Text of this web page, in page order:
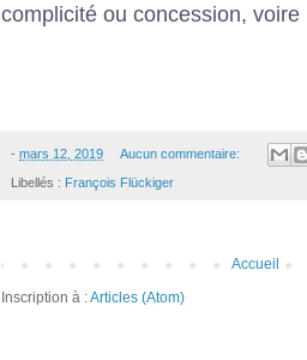
complicité ou concession,
- mars 12, 2019 Aucun commentaire:
Libellés : François Flückiger
Accueil
Inscription à :Articles (Atom)